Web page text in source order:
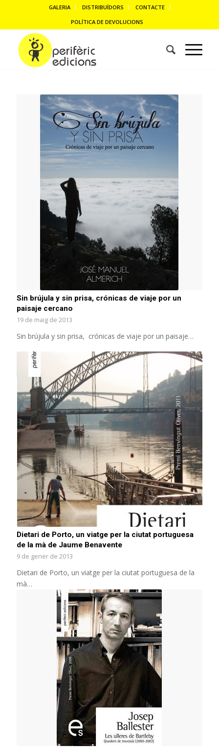
GALERIA DISTRIBUÏDORS
CONTACTE
POLÍTICA DE DEVOLUCIONS
Sin brújula y sin prisa, crónicas de viaje por un
paisaje cercano
19 de maig de 2013
Sin brújula y sin prisa, crónicas de viaje por un paisaje…
Dietari de Porto, un viatge per la ciutat portuguesa
de la mà de Jaume Benavente
9 de gener de 2013
Dietari de Porto, un viatge per la ciutat portuguesa de la
mà…